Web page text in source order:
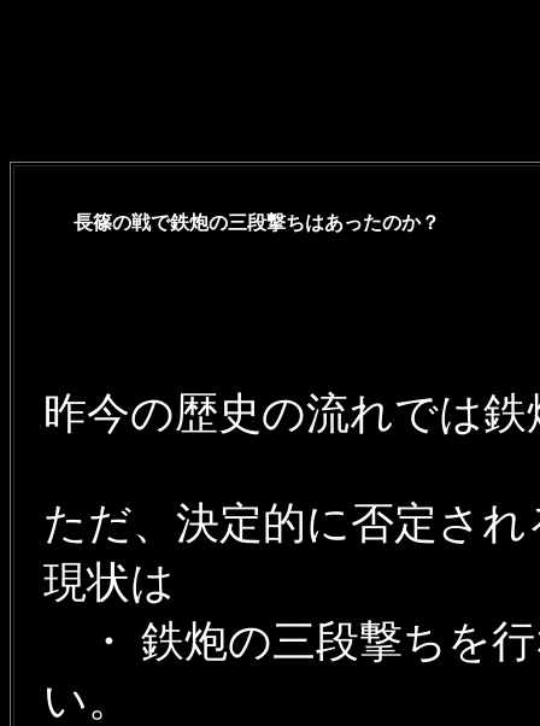
長篠の戦で鉄炮の三段撃ちはあったのか？
昨今の歴史の流れでは
ただ、決定的に否定さ
現状は
・ 鉄炮の三段撃ちを
い。